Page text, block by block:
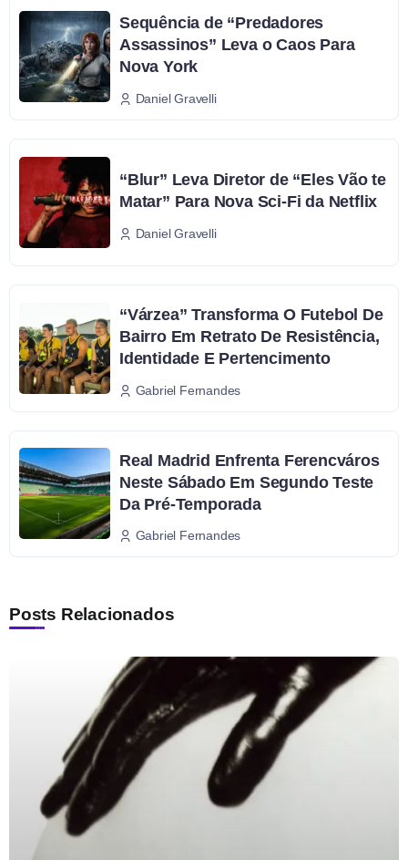
Sequência de “Predadores
Assassinos” Leva o Caos Para
Nova York
Daniel Gravelli
“Blur” Leva Diretor de “Eles Vão te
Matar” Para Nova Sci-Fi da Netflix
Daniel Gravelli
“Várzea” Transforma O Futebol De
Bairro Em Retrato De Resistência,
Identidade E Pertencimento
Gabriel Fernandes
Real Madrid Enfrenta Ferencváros
Neste Sábado Em Segundo Teste
Da Pré-Temporada
Gabriel Fernandes
Posts Relacionados